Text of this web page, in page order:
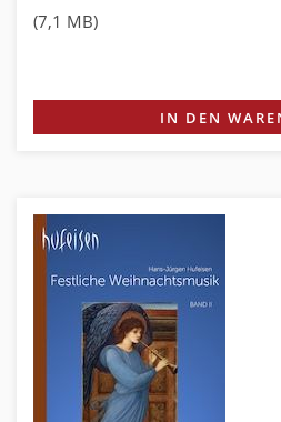
(7,1 MB)
IN DEN